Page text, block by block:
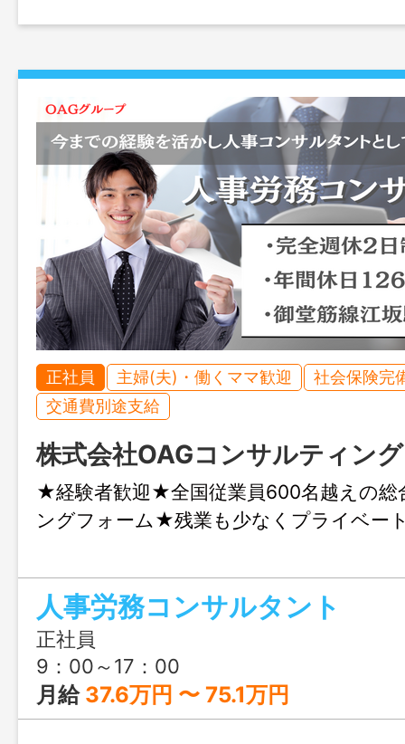
正社員 主婦(夫)・働くママ歓迎
社会保険完
交通費別途支給
株式会社OAGコンサルティング
★経験者歓迎★全国従業員600名越えの総
ングフォーム★残業も少なくプライベー
人事労務コンサルタント
正社員
9：00～17：00
月給 37.6万円 〜 75.1万円